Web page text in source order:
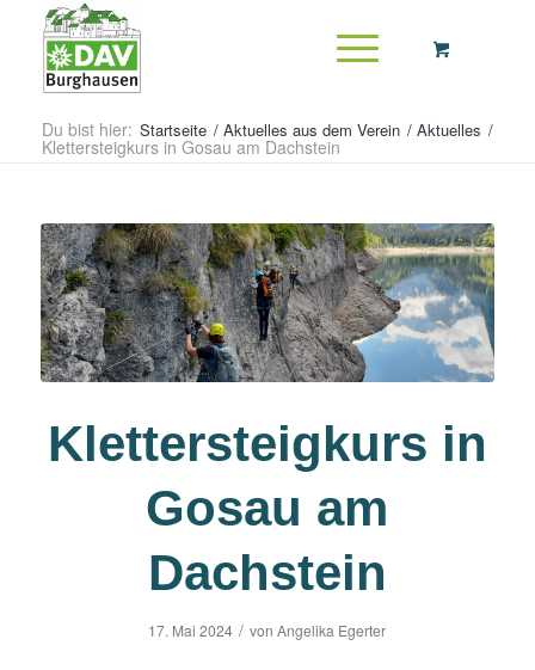
Du bist hier: Startseite / Aktuelles aus dem Verein / Aktuelles /
Klettersteigkurs in Gosau am Dachstein
Klettersteigkurs in
Gosau am
Dachstein
17. Mai 2024 / vonAngelika Egerter